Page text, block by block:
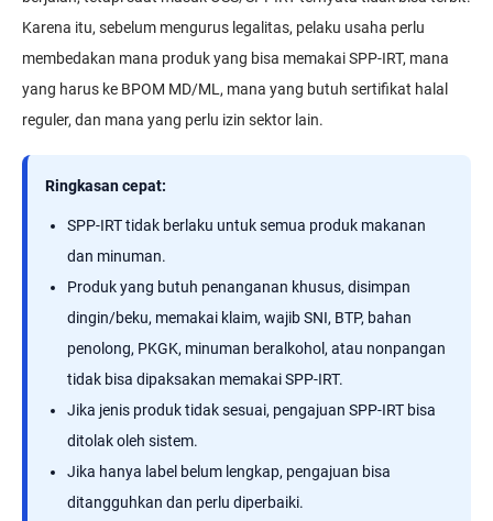
Karena itu, sebelum mengurus legalitas, pelaku usaha perlu
membedakan mana produk yang bisa memakai SPP-IRT, mana
yang harus ke BPOM MD/ML, mana yang butuh sertifikat halal
reguler, dan mana yang perlu izin sektor lain.
Ringkasan cepat:
SPP-IRT tidak berlaku untuk semua produk makanan
dan minuman.
Produk yang butuh penanganan khusus, disimpan
dingin/beku, memakai klaim, wajib SNI, BTP, bahan
penolong, PKGK, minuman beralkohol, atau nonpangan
tidak bisa dipaksakan memakai SPP-IRT.
Jika jenis produk tidak sesuai, pengajuan SPP-IRT bisa
ditolak oleh sistem.
Jika hanya label belum lengkap, pengajuan bisa
ditangguhkan dan perlu diperbaiki.